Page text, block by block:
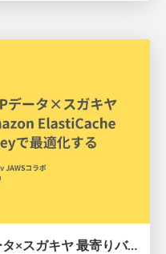
名古屋の市バスGTFS-JPデータ×スガキヤ 最寄りバス停検索をAmazon ElastiCache Serverless for Valkeyで最適化する